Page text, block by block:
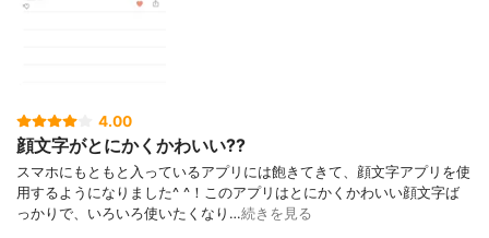
4.00
顔文字がとにかくかわいい??
スマホにもともと入っているアプリには飽きてきて、顔文字アプリを使
用するようになりました^ ^！このアプリはとにかくかわいい顔文字ば
っかりで、いろいろ使いたくなり…続きを見る